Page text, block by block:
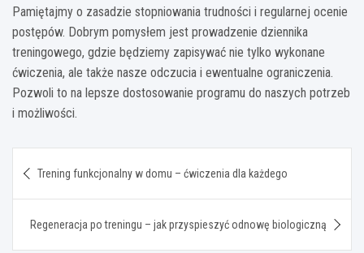
Pamiętajmy o zasadzie stopniowania trudności i regularnej ocenie
postępów. Dobrym pomysłem jest prowadzenie dziennika
treningowego, gdzie będziemy zapisywać nie tylko wykonane
ćwiczenia, ale także nasze odczucia i ewentualne ograniczenia.
Pozwoli to na lepsze dostosowanie programu do naszych potrzeb
i możliwości.
wpisu
Trening funkcjonalny w domu – ćwiczenia dla każdego
Regeneracja po treningu – jak przyspieszyć odnowę biologiczną